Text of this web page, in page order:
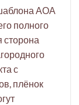
АОА
полного
сторона
с
плёнок